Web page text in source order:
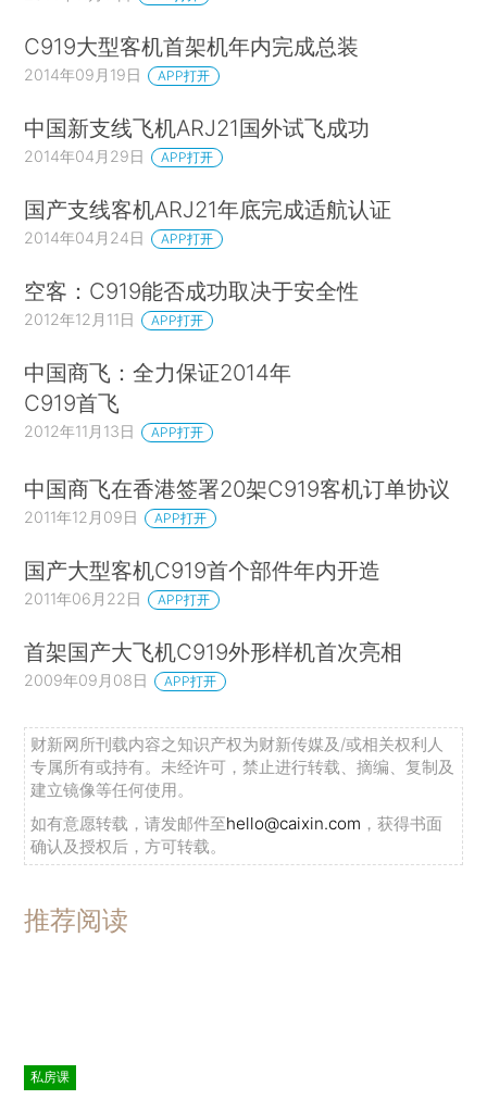
C919大型客机首架机年内完成总装
2014年09月19日 APP打开
中国新支线飞机ARJ21国外试飞成功
2014年04月29日 APP打开
国产支线客机ARJ21年底完成适航认证
2014年04月24日 APP打开
空客：C919能否成功取决于安全性
2012年12月11日 APP打开
中国商飞：全力保证2014年
C919首飞
2012年11月13日 APP打开
中国商飞在香港签署20架C919客机订单协议
2011年12月09日 APP打开
国产大型客机C919首个部件年内开造
2011年06月22日 APP打开
首架国产大飞机C919外形样机首次亮相
2009年09月08日 APP打开
财新网所刊载内容之知识产权为财新传媒及/或相关权利人
专属所有或持有。未经许可，禁止进行转载、摘编、复制及
建立镜像等任何使用。
如有意愿转载，请发邮件至hello@caixin.com ，获得书面
确认及授权后，方可转载。
推荐阅读
私房课